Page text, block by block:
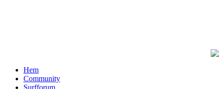
Hem
Community
Surfforum